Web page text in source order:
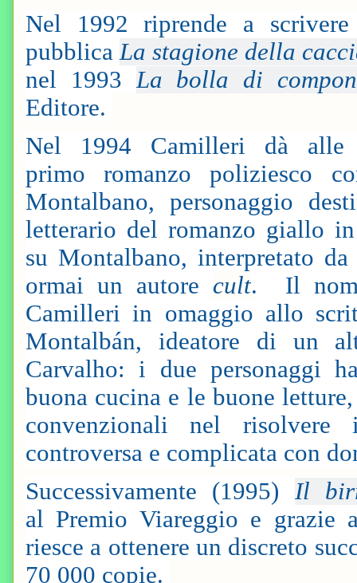
Nel 1992 riprende a
pubblica La stagione della
nel 1993 La bolla di
Editore.
Nel 1994 Camilleri dà
primo romanzo poliziesco
Montalbano, personaggio
letterario del romanzo giallo
su Montalbano, interpretato
ormai un autore cult. Il
Camilleri in omaggio allo
Montalbán, ideatore di un
Carvalho: i due personaggi
buona cucina e le buone
convenzionali nel
controversa e complicata con
Successivamente (1995) Il
al Premio Viareggio e grazie
riesce a ottenere un discreto
70 000 copie.